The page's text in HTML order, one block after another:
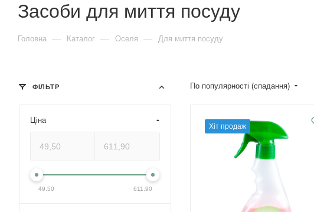
Засоби для миття посуду
Головна — Каталог — Оселя — Для миття посуду
По популярності (спадання)
Хіт продаж
ФІЛЬТР
Ціна
49,50 611,90